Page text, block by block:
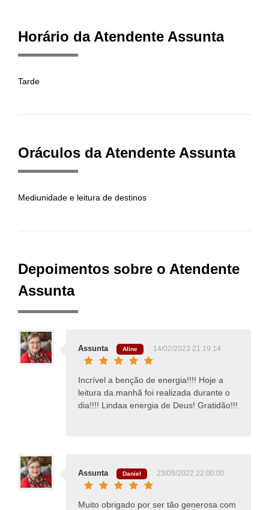
Horário da Atendente Assunta
Tarde
Oráculos da Atendente Assunta
Mediunidade e leitura de destinos
Depoimentos sobre o Atendente
Assunta
Assunta Aline 14/02/2023 21:19:14
Incrível a benção de energia!!!! Hoje a
leitura da.manhã foi realizada durante o
dia!!!! Lindaa energia de Deus! Gratidão!!!
Assunta Daniel 23/09/2022 22:00:00
Muito obrigado por ser tão generosa com